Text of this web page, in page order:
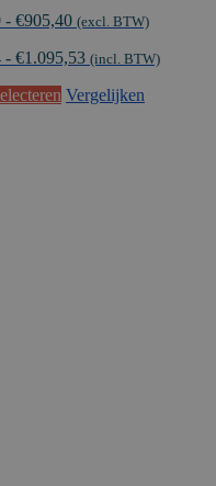
- €905,40Prijsklasse:
tot
(excl. BTW)
- €1.095,53 (incl. BTW)
Dit
Vergelijken